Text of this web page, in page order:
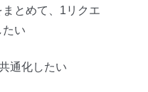
とめて、1リクエ
たい
通化したい